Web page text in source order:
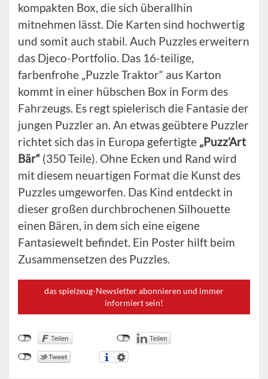
kompakten Box, die sich überallhin
mitnehmen lässt. Die Karten sind hochwertig
und somit auch stabil. Auch Puzzles erweitern
das Djeco-Portfolio. Das 16-teilige,
farbenfrohe „Puzzle Traktor“ aus Karton
kommt in einer hübschen Box in Form des
Fahrzeugs. Es regt spielerisch die Fantasie der
jungen Puzzler an. An etwas geübtere Puzzler
richtet sich das in Europa gefertigte „Puzz’Art
Bär“ (350 Teile). Ohne Ecken und Rand wird
mit diesem neuartigen Format die Kunst des
Puzzles umgeworfen. Das Kind entdeckt in
dieser großen durchbrochenen Silhouette
einen Bären, in dem sich eine eigene
Fantasiewelt befindet. Ein Poster hilft beim
Zusammensetzen des Puzzles.
das spielzeug-Newsletter abonnieren und immer
informiert sein!